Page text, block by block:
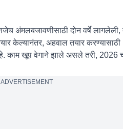
अंमलबजावणीसाठी दोन वर्षे
केल्यानंतर, अहवाल तयार करण्यासाठी
काम खूप वेगाने झाले असले तरी, 2026
ADVERTISEMENT